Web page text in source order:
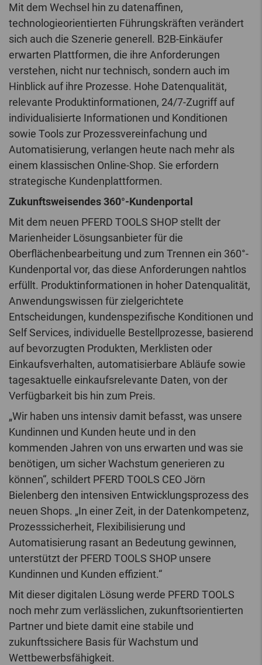
Mit dem Wechsel hin zu datenaffinen,
technologieorientierten Führungskräften verändert
sich auch die Szenerie generell. B2B-Einkäufer
erwarten Plattformen, die ihre Anforderungen
verstehen, nicht nur technisch, sondern auch im
Hinblick auf ihre Prozesse. Hohe Datenqualität,
relevante Produktinformationen, 24/7-Zugriff auf
individualisierte Informationen und Konditionen
sowie Tools zur Prozessvereinfachung und
Automatisierung, verlangen heute nach mehr als
einem klassischen Online-Shop. Sie erfordern
strategische Kundenplattformen.
Zukunftsweisendes 360°-Kundenportal
Mit dem neuen PFERD TOOLS SHOP stellt der
Marienheider Lösungsanbieter für die
Oberflächenbearbeitung und zum Trennen ein 360°-
Kundenportal vor, das diese Anforderungen nahtlos
erfüllt. Produktinformationen in hoher Datenqualität,
Anwendungswissen für zielgerichtete
Entscheidungen, kundenspezifische Konditionen und
Self Services, individuelle Bestellprozesse, basierend
auf bevorzugten Produkten, Merklisten oder
Einkaufsverhalten, automatisierbare Abläufe sowie
tagesaktuelle einkaufsrelevante Daten, von der
Verfügbarkeit bis hin zum Preis.
„Wir haben uns intensiv damit befasst, was unsere
Kundinnen und Kunden heute und in den
kommenden Jahren von uns erwarten und was sie
benötigen, um sicher Wachstum generieren zu
können“, schildert PFERD TOOLS CEO Jörn
Bielenberg den intensiven Entwicklungsprozess des
neuen Shops. „In einer Zeit, in der Datenkompetenz,
Prozesssicherheit, Flexibilisierung und
Automatisierung rasant an Bedeutung gewinnen,
unterstützt der PFERD TOOLS SHOP unsere
Kundinnen und Kunden effizient.“
Mit dieser digitalen Lösung werde PFERD TOOLS
noch mehr zum verlässlichen, zukunftsorientierten
Partner und biete damit eine stabile und
zukunftssichere Basis für Wachstum und
Wettbewerbsfähigkeit.